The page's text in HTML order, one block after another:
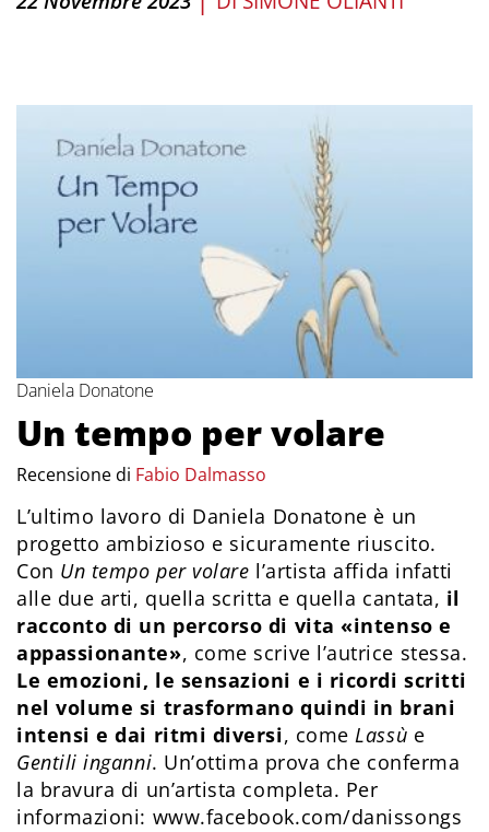
Daniela Donatone
Un tempo per volare
Recensione di Fabio Dalmasso
L’ultimo lavoro di Daniela Donatone è un
progetto ambizioso e sicuramente riuscito.
Con Un tempo per volare l’artista affida infatti
alle due arti, quella scritta e quella cantata, il
racconto di un percorso di vita «intenso e
appassionante», come scrive l’autrice stessa.
Le emozioni, le sensazioni e i ricordi scritti
nel volume si trasformano quindi in brani
intensi e dai ritmi diversi, comeLassù e
Gentili inganni. Un’ottima prova che conferma
la bravura di un’artista completa. Per
informazioni: www.facebook.com/danissongs